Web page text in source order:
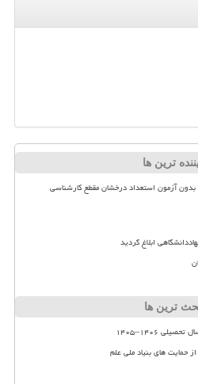
ترین ها
بدون آزمون استعداد درخشان مقطع کارشناسی
ابلاغ گردید
ترین ها
۱۴۰۶–۱۴۰۵
حمایت های بنیاد ملی علم